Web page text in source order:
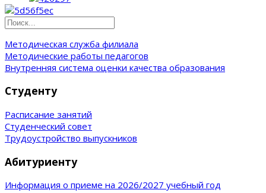
Методическая служба филиала
Методические работы педагогов
Внутренняя система оценки качества образования
Студенту
Расписание занятий
Студенческий совет
Трудоустройство выпускников
Абитуриенту
Информация о приеме на 2026/2027 учебный год